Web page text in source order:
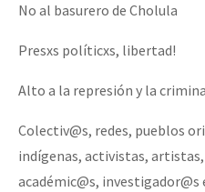
No al basurero de Cholula
Presxs políticxs, libertad!
Alto a la represión y la
Colectiv@s, redes, pueblos
indígenas, activistas,
académic@s, investigador@s